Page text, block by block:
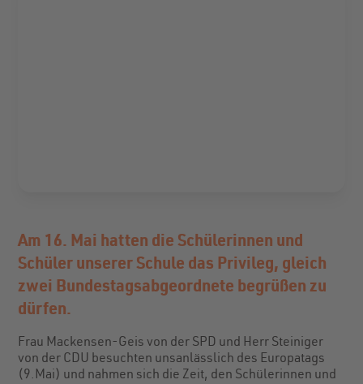
Am 16. Mai hatten die Schülerinnen und
Schüler unserer Schule das Privileg, gleich
zwei Bundestagsabgeordnete begrüßen zu
dürfen.
Frau Mackensen-Geis von der SPD und Herr Steiniger
von der CDU besuchten unsanlässlich des Europatags
(9.Mai) und nahmen sich die Zeit, den Schülerinnen und